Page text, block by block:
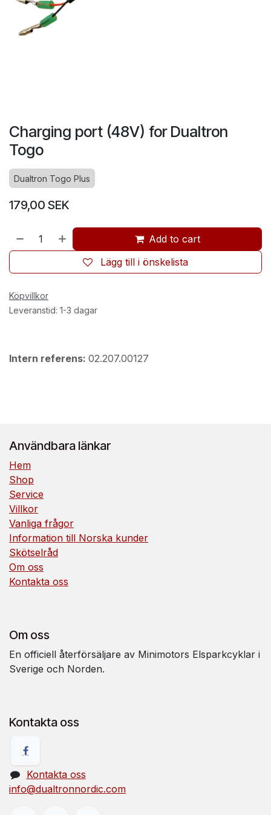
Charging port (48V) for Dualtron
Togo
Dualtron Togo Plus
179,00 SEK
Add to cart
Lägg till i önskelista
Köpvillkor
Leveranstid: 1-3 dagar
Intern referens: 02.207.00127
Användbara länkar
Hem
Shop
Service
Villkor
Vanliga frågor
Information till Norska kunder
Skötselråd
Om oss
Kontakta oss
Om oss
En officiell återförsäljare av Minimotors Elsparkcyklar i
Sverige och Norden.
Kontakta oss
Kontakta oss
info@dualtronnordic.com